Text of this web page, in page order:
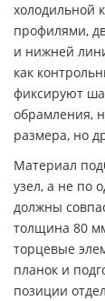
холодильной
профилями,
и нижней
как
фиксируют
обрамления,
размера, но
Материал
узел, а не по
должны
толщина 80
торцевые
планок и
позиции